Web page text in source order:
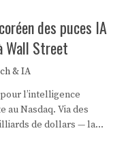
des puces IA
Wall Street
& IA
l’intelligence
au Nasdaq. Via des
de dollars — la